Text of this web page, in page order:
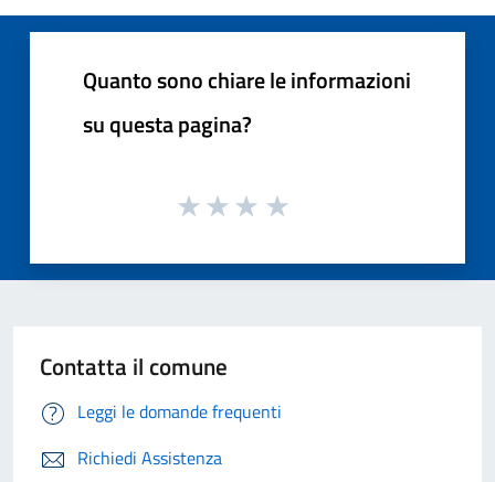
Quanto sono chiare le informazioni
su questa pagina?
Contatta il comune
Leggi le domande frequenti
Richiedi Assistenza